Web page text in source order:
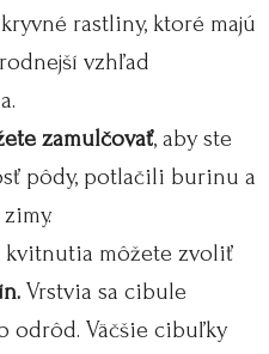
rastliny, ktoré majú
vzhľad
zamulčovať, aby ste
pôdy, potlačili burinu a
kvitnutia môžete zvoliť
Vrstvia sa cibule
odrôd. Väčšie cibuľky